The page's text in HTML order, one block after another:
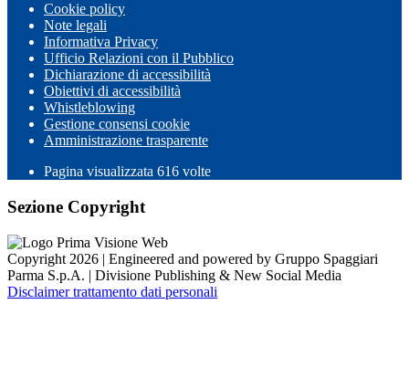
Cookie policy
Note legali
Informativa Privacy
Ufficio Relazioni con il Pubblico
Dichiarazione di accessibilità
Obiettivi di accessibilità
Whistleblowing
Gestione consensi cookie
Amministrazione trasparente
Pagina visualizzata 616 volte
Sezione Copyright
Copyright 2026 | Engineered and powered by Gruppo Spaggiari
Parma S.p.A. | Divisione Publishing & New Social Media
Disclaimer trattamento dati personali